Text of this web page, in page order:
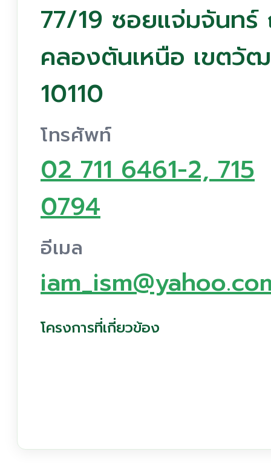
77/19 ซอยแจ่มจันท
คลองตันเหนือ เขตวั
10110
โทรศัพท์
02 711 6461-2, 715
0794
อีเมล
โครงการที่เกี่ยวข้อง